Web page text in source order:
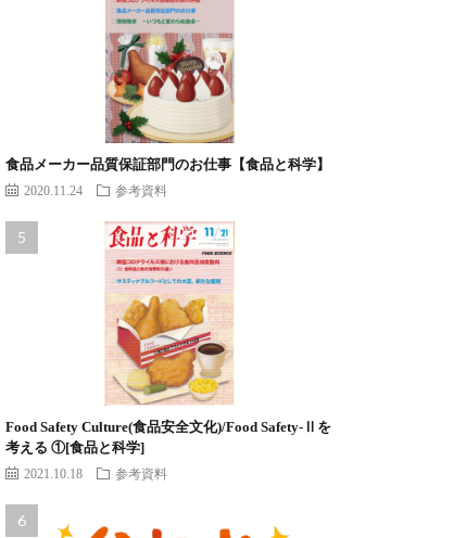
食品メーカー品質保証部門のお仕事【食品と科学】
2020.11.24 参考資料
Food Safety Culture(食品安全文化)/Food Safety-Ⅱを
考える ①[食品と科学]
2021.10.18 参考資料